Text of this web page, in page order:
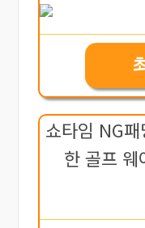
쇼타임 NG
한 골프 웨